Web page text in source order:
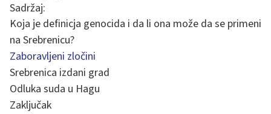
Sadržaj:
Koja je definicja genocida i da li ona može da se primeni
na Srebrenicu?
Zaboravljeni zločini
Srebrenica izdani grad
Odluka suda u Hagu
Zaključak